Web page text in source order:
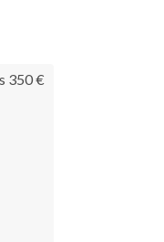
350 €